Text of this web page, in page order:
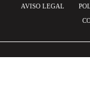
AVISO LEGAL